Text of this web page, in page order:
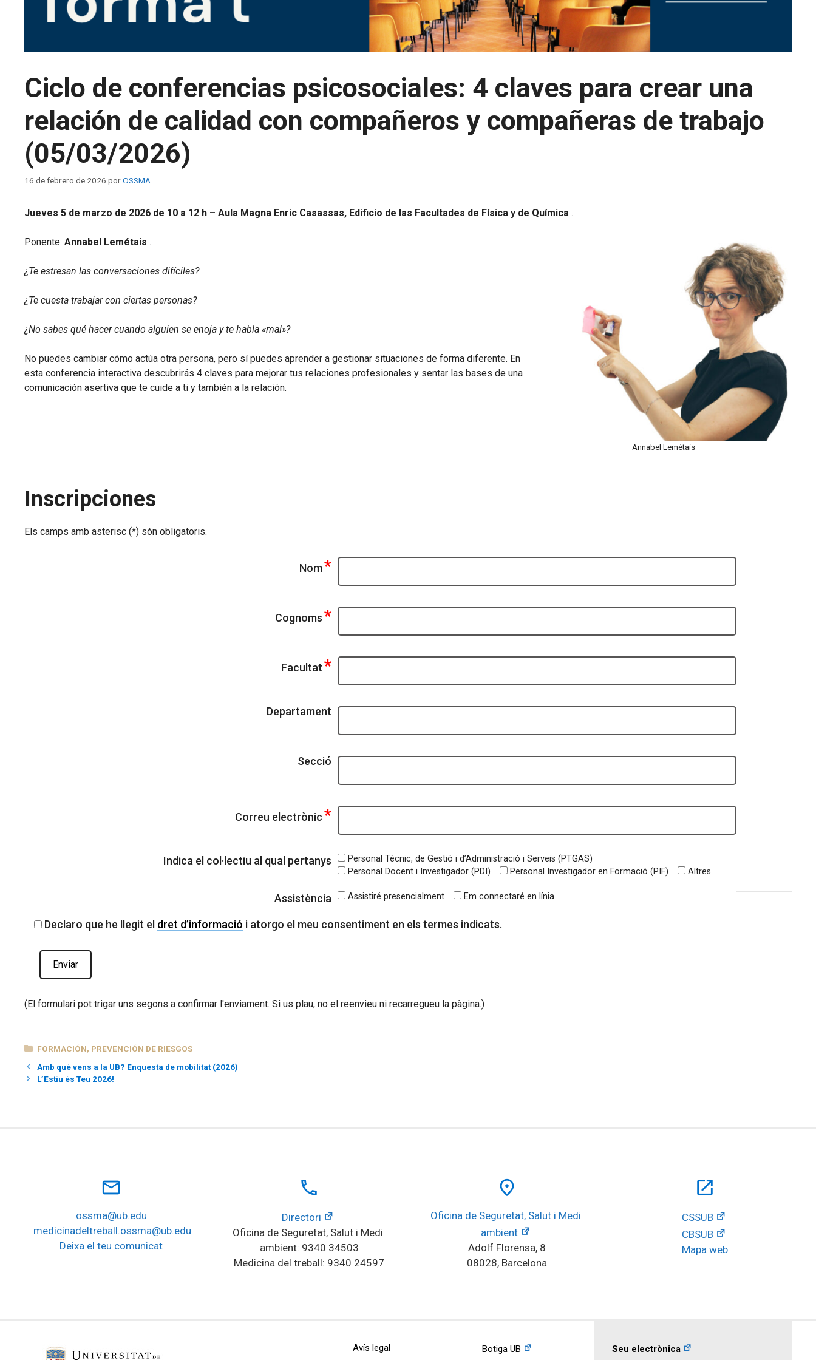
Ciclo de conferencias psicosociales: 4 claves para crear una
relación de calidad con compañeros y compañeras de trabajo
(05/03/2026)
16 de febrero de 2026 porOSSMA
Jueves 5 de marzo de 2026 de 10 a 12 h – Aula Magna Enric Casassas, Edificio de las Facultades de Física y de Química .
Ponente: Annabel Lemétais .
¿Te estresan las conversaciones difíciles?
¿Te cuesta trabajar con ciertas personas?
¿No sabes qué hacer cuando alguien se enoja y te habla «mal»?
No puedes cambiar cómo actúa otra persona, pero sí puedes aprender a gestionar situaciones de forma diferente. En
esta conferencia interactiva descubrirás 4 claves para mejorar tus relaciones profesionales y sentar las bases de una
comunicación asertiva que te cuide a ti y también a la relación.
Annabel Lemétais
Inscripciones
Els camps amb asterisc (*) són obligatoris.
Nom*
Cognoms*
Facultat*
Departament
Secció
Correu electrònic*
Indica el col·lectiu al qual pertanys
Personal Tècnic, de Gestió i d’Administració i Serveis (PTGAS)
Personal Docent i Investigador (PDI)
Personal Investigador en Formació (PIF) Altres
Assistència Assistiré presencialment Em connectaré en línia
Declaro que he llegit el dret d’informació i atorgo el meu consentiment en els termes indicats.
(El formulari pot trigar uns segons a confirmar l'enviament. Si us plau, no el reenvieu ni recarregueu la pàgina.)
CATEGORÍAS
FORMACIÓN, PREVENCIÓN DE RIESGOS
Amb què vens a la UB? Enquesta de mobilitat (2026)
L’Estiu és Teu 2026!
mail_outline
ossma@ub.edu
medicinadeltreball.ossma@ub.edu
Deixa el teu comunicat
local_phone
Directori
Oficina de Seguretat, Salut i Medi
ambient: 9340 34503
Medicina del treball: 9340 24597
place
Oficina de Seguretat, Salut i Medi
ambient
Adolf Florensa, 8
08028, Barcelona
open_in_new
CSSUB
CBSUB
Mapa web
Avís legal Botiga UB Seu electrònica